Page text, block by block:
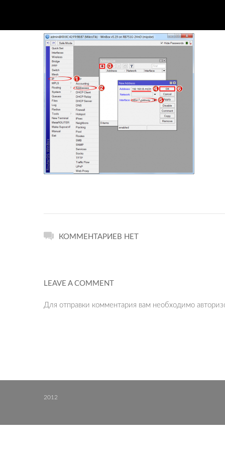
КОММЕНТАРИЕВ НЕТ
LEAVE A COMMENT
Для отправки комментария вам необходимо
2012